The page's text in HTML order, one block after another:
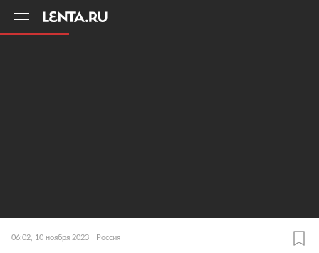
06:02, 10 ноября 2023 Россия